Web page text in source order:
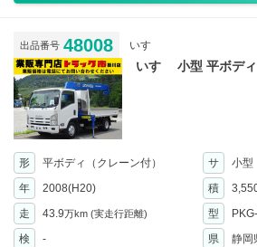
出品番号 48008 いすゞ
いすゞ 小型 平ボデ
形 平ボディ（クレーン付） サ
小型
年
2008(H20) 積
走 43.9万km (実走行距離) 型
検
- 県 静岡